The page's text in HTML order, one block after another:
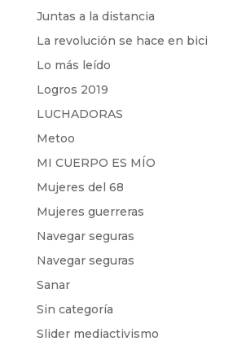
Juntas a la distancia
La revolución se hace en bici
Lo más leído
Logros 2019
LUCHADORAS
Metoo
MI CUERPO ES MÍO
Mujeres del 68
Mujeres guerreras
Navegar seguras
Navegar seguras
Sanar
Sin categoría
Slider mediactivismo